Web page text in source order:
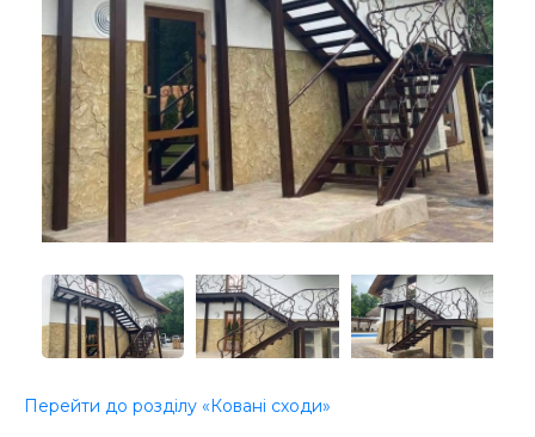
Перейти до розділу «Ковані сходи»